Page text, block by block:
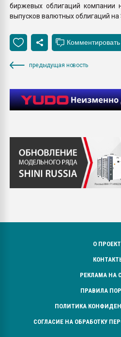
биржевых облигаций компании
выпусков валютных облигаций на
предыдущая новость
О
РЕКЛАМА НА
ПРАВИЛА
ПОЛИТИКА
СОГЛАСИЕ НА ОБРАБОТКУ